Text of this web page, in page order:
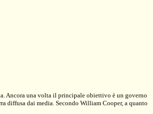
Ancora una volta il principale obiettivo è un governo
diffusa dai media. Secondo William Cooper, a quanto